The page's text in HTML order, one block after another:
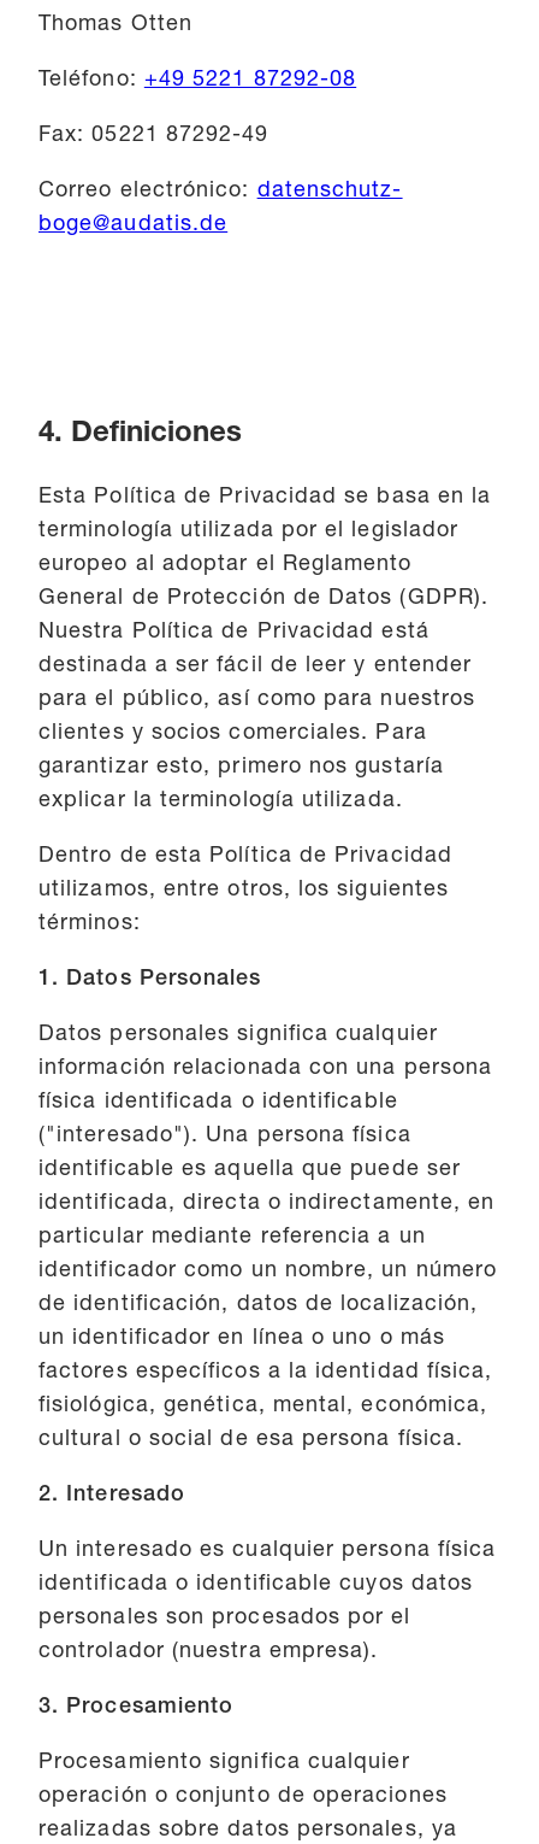
Thomas Otten
Teléfono: +49 5221 87292-08
Fax: 05221 87292-49
Correo electrónico: datenschutz-
boge@audatis.de
4. Definiciones
Esta Política de Privacidad se basa en la
terminología utilizada por el legislador
europeo al adoptar el Reglamento
General de Protección de Datos (GDPR).
Nuestra Política de Privacidad está
destinada a ser fácil de leer y entender
para el público, así como para nuestros
clientes y socios comerciales. Para
garantizar esto, primero nos gustaría
explicar la terminología utilizada.
Dentro de esta Política de Privacidad
utilizamos, entre otros, los siguientes
términos:
1. Datos Personales
Datos personales significa cualquier
información relacionada con una persona
física identificada o identificable
("interesado"). Una persona física
identificable es aquella que puede ser
identificada, directa o indirectamente, en
particular mediante referencia a un
identificador como un nombre, un número
de identificación, datos de localización,
un identificador en línea o uno o más
factores específicos a la identidad física,
fisiológica, genética, mental, económica,
cultural o social de esa persona física.
2. Interesado
Un interesado es cualquier persona física
identificada o identificable cuyos datos
personales son procesados por el
controlador (nuestra empresa).
3. Procesamiento
Procesamiento significa cualquier
operación o conjunto de operaciones
realizadas sobre datos personales, ya